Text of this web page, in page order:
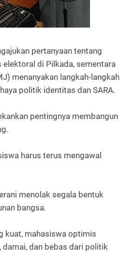
pertanyaan tentang
di Pilkada, sementara
menanyakan langkah-langkah
politik identitas dan SARA.
pentingnya membangun
harus terus mengawal
menolak segala bentuk
bangsa.
kuat, mahasiswa optimis
damai, dan bebas dari politik